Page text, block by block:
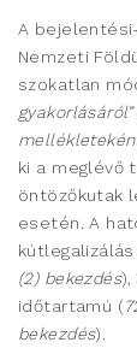
A
Nemzeti
szokatlan
ki a meglévő
öntözőkutak
esetén. A
(2) bekezdés),
időtartamú (
bekezdés).